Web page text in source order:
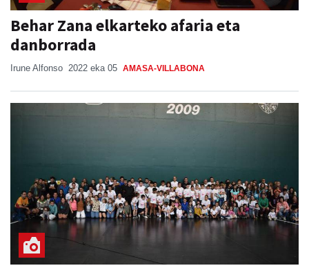
Behar Zana elkarteko afaria eta
danborrada
Irune Alfonso 2022 eka 05 AMASA-VILLABONA